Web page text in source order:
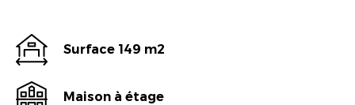
Surface 149 m2
Maison à étage